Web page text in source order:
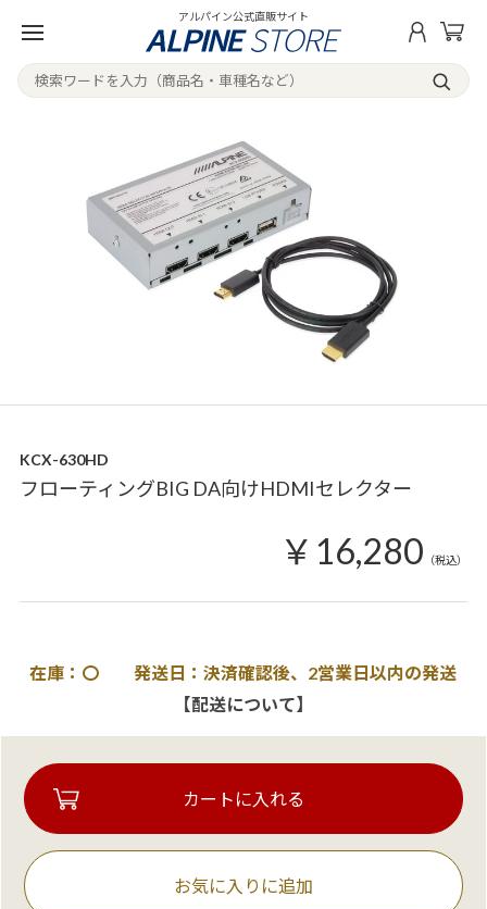
アルパイン公式直販サイト
KCX-630HD
フローティングBIG DA向けHDMIセレクター
￥16,280 （税込）
在庫：〇 発送日：決済確認後、2営業日以内の発送
【配送について】
お気に入りに追加